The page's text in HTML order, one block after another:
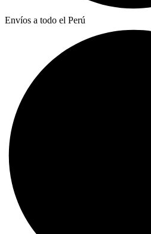
Envíos a todo el Perú